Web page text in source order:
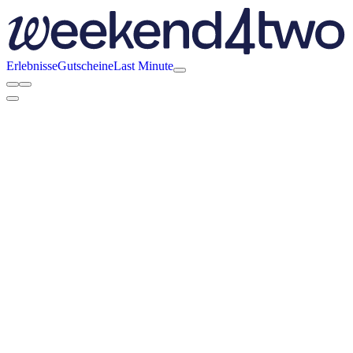
ErlebnisseGutscheineLast Minute